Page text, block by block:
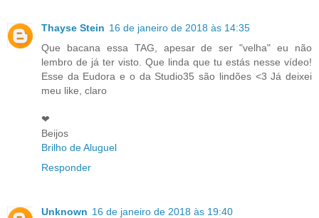
Thayse Stein 16 de janeiro de 2018 às 14:35
Que bacana essa TAG, apesar de ser "velha" eu não
lembro de já ter visto. Que linda que tu estás nesse vídeo!
Esse da Eudora e o da Studio35 são lindões <3 Já deixei
meu like, claro
❤
Beijos
Brilho de Aluguel
Responder
Unknown 16 de janeiro de 2018 às 19:40